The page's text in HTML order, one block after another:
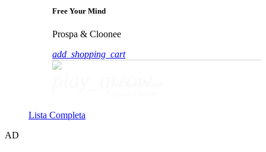
Free Your Mind
Prospa & Cloonee
add_shopping_cart
Lista Completa
AD